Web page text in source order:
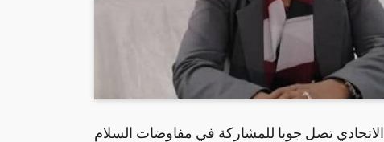
تصل جوبا للمشاركة في مفاوضات السلام